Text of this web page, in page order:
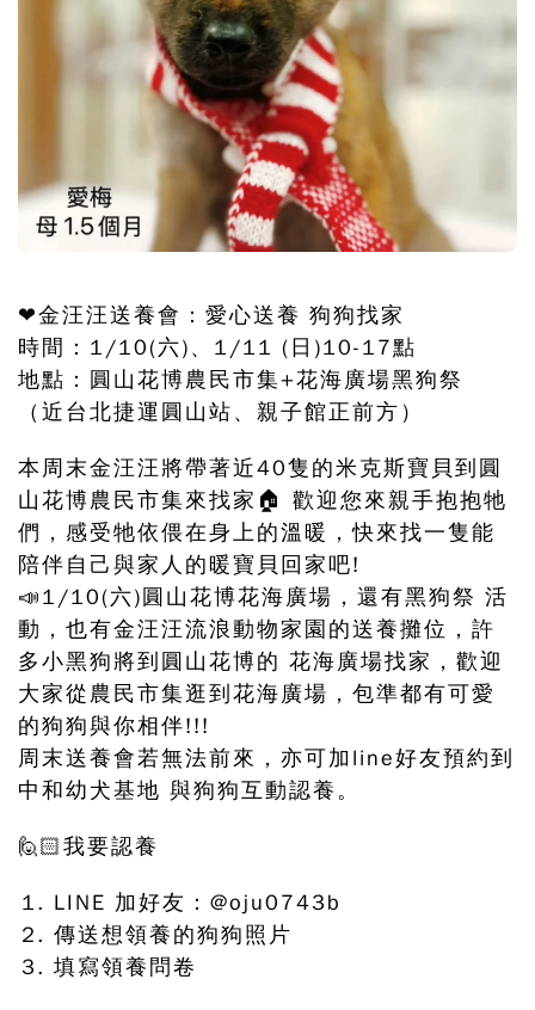
❤金汪汪送養會：愛心送養 狗狗找家
時間：1/10(六)、1/11 (日)10-17點
地點：圓山花博農民市集+花海廣場黑狗祭
（近台北捷運圓山站、親子館正前方）
本周末金汪汪將帶著近40隻的米克斯寶貝到圓
山花博農民市集來找家🏠 歡迎您來親手抱抱牠
們，感受牠依偎在身上的溫暖，快來找一隻能
陪伴自己與家人的暖寶貝回家吧!
📣1/10(六)圓山花博花海廣場，還有黑狗祭 活
動，也有金汪汪流浪動物家園的送養攤位，許
多小黑狗將到圓山花博的 花海廣場找家，歡迎
大家從農民市集逛到花海廣場，包準都有可愛
的狗狗與你相伴!!!
周末送養會若無法前來，亦可加line好友預約到
中和幼犬基地 與狗狗互動認養。
🙋🏻我要認養
LINE 加好友：@oju0743b
傳送想領養的狗狗照片
填寫領養問卷